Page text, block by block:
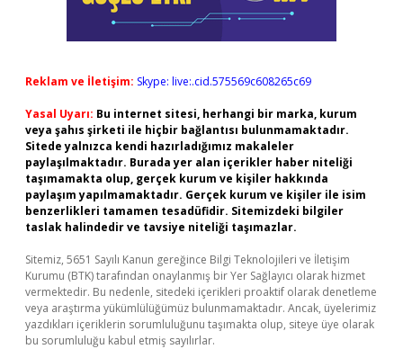
Reklam ve İletişim: Skype: live:.cid.575569c608265c69
Yasal Uyarı: Bu internet sitesi, herhangi bir marka, kurum
veya şahıs şirketi ile hiçbir bağlantısı bulunmamaktadır.
Sitede yalnızca kendi hazırladığımız makaleler
paylaşılmaktadır. Burada yer alan içerikler haber niteliği
taşımamakta olup, gerçek kurum ve kişiler hakkında
paylaşım yapılmamaktadır. Gerçek kurum ve kişiler ile isim
benzerlikleri tamamen tesadüfidir. Sitemizdeki bilgiler
taslak halindedir ve tavsiye niteliği taşımazlar.
Sitemiz, 5651 Sayılı Kanun gereğince Bilgi Teknolojileri ve İletişim
Kurumu (BTK) tarafından onaylanmış bir Yer Sağlayıcı olarak hizmet
vermektedir. Bu nedenle, sitedeki içerikleri proaktif olarak denetleme
veya araştırma yükümlülüğümüz bulunmamaktadır. Ancak, üyelerimiz
yazdıkları içeriklerin sorumluluğunu taşımakta olup, siteye üye olarak
bu sorumluluğu kabul etmiş sayılırlar.